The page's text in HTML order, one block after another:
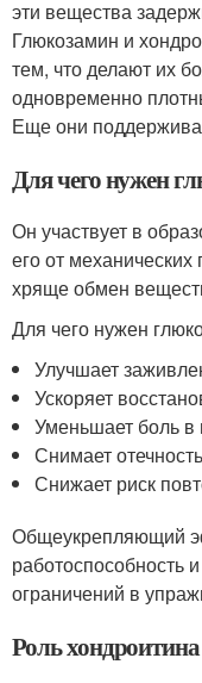
эти вещества
Глюкозамин и
тем, что делают их
одновременно
Еще они
Для чего нужен
Он участвует в
его от
хряще обмен
Для чего нужен
Улучшает
Ускоряет
Уменьшает боль в
Снимает
Снижает риск
Общеукрепляющий
работоспособность
ограничений в
Роль хондроитина